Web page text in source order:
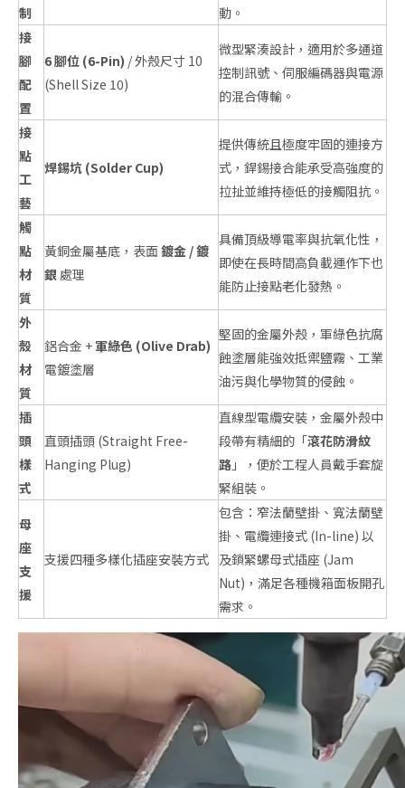
制
動。
接
腳
配
置
6 腳位 (6-Pin) / 外殼尺寸 10
(Shell Size 10)
微型緊湊設計，適用於多通道
控制訊號、伺服編碼器與電源
的混合傳輸。
接
點
工
藝
焊錫坑 (Solder Cup)
提供傳統且極度牢固的連接方
式，銲錫接合能承受高強度的
拉扯並維持極低的接觸阻抗。
觸
點
材
質
黃銅金屬基底，表面鍍金 / 鍍
銀處理
具備頂級導電率與抗氧化性，
即使在長時間高負載運作下也
能防止接點老化發熱。
外
殼
材
質
鋁合金 + 軍綠色 (Olive Drab)
電鍍塗層
堅固的金屬外殼，軍綠色抗腐
蝕塗層能強效抵禦鹽霧、工業
油污與化學物質的侵蝕。
插
頭
樣
式
直頭插頭 (Straight Free-
Hanging Plug)
直線型電纜安裝，金屬外殼中
段帶有精細的「滾花防滑紋
路 」，便於工程人員戴手套旋
緊組裝。
母
座
支
援
支援四種多樣化插座安裝方式
包含：窄法蘭壁掛、寬法蘭壁
掛、電纜連接式 (In-line) 以
及鎖緊螺母式插座 (Jam
Nut)，滿足各種機箱面板開孔
需求。